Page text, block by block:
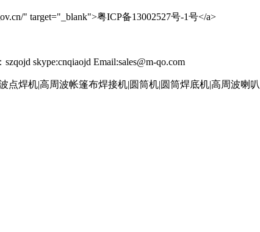
" target="_blank">粤ICP备13002527号-1号</a>
skype:cnqiaojd Email:sales@m-qo.com
焊机|高周波帐篷布焊接机|圆筒机|圆筒焊底机|高周波喇